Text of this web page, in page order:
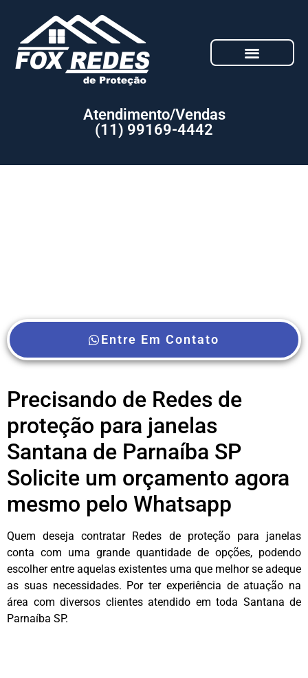
Atendimento/Vendas
(11) 99169-4442
Entre Em Contato
Precisando de Redes de
proteção para janelas
Santana de Parnaíba SP
Solicite um orçamento agora
mesmo pelo Whatsapp
Quem deseja contratar Redes de proteção para janelas
conta com uma grande quantidade de opções, podendo
escolher entre aquelas existentes uma que melhor se adeque
as suas necessidades. Por ter experiência de atuação na
área com diversos clientes atendido em toda Santana de
Parnaíba SP.